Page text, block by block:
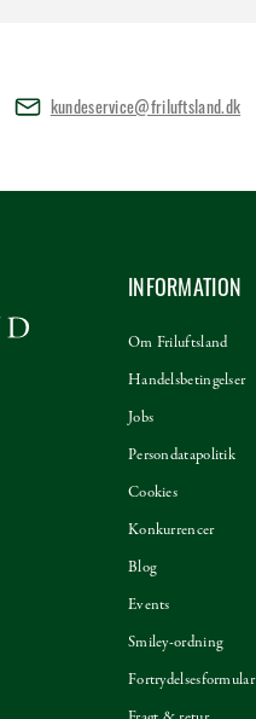
kundeservice@friluftsland.dk
INFORMATION
Om Friluftsland
Handelsbetingelser
Jobs
Persondatapolitik
Cookies
Konkurrencer
Blog
Events
Smiley-ordning
Fortrydelsesformular